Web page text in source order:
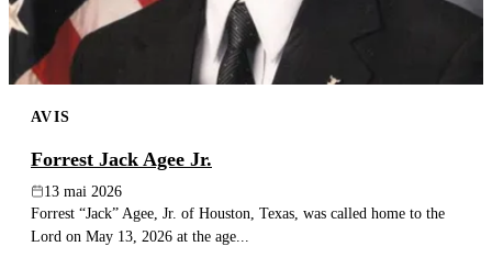
AVIS
Forrest Jack Agee Jr.
13 mai 2026
Forrest “Jack” Agee, Jr. of Houston, Texas, was called home to the
Lord on May 13, 2026 at the age...